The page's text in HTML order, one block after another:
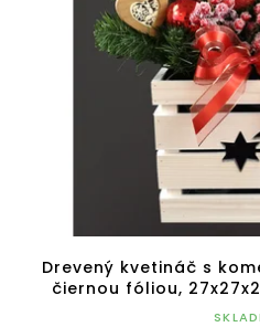
Drevený kvetináč s
čiernou fóliou,